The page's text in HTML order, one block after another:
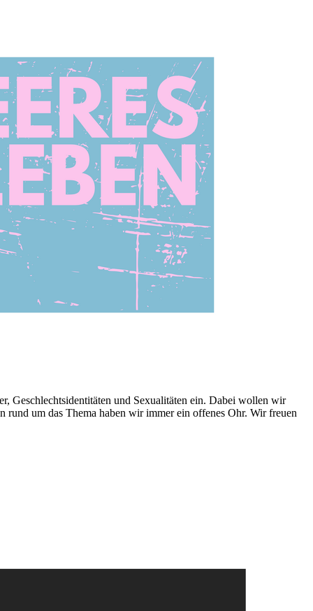
Geschlechtsidentitäten und Sexualitäten ein. Dabei wollen wir
rund um das Thema haben wir immer ein offenes Ohr. Wir freuen